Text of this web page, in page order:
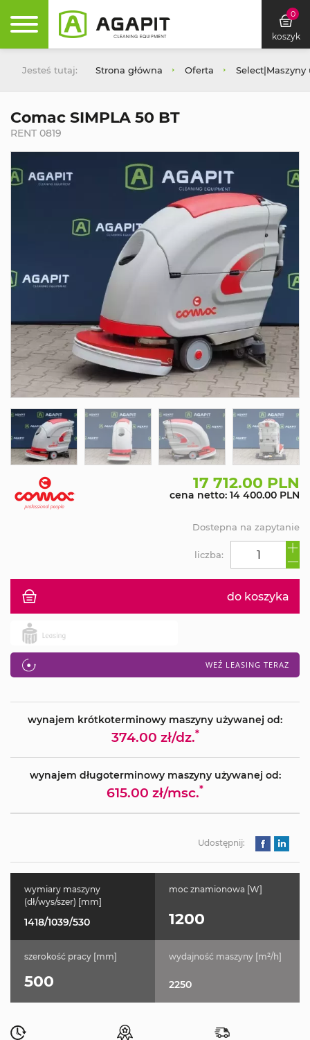
0
koszyk
Jesteś tutaj: Strona główna Oferta Select|Maszyny
Comac SIMPLA 50 BT
RENT 0819
17 712.00 PLN
cena netto: 14 400.00 PLN
do koszyka
WEŹ LEASING TERAZ
liczba:
Dostepna na zapytanie
wynajem krótkoterminowy maszyny używanej od:
374.00 zł/dz.*
wynajem długoterminowy maszyny używanej od:
615.00 zł/msc.*
Udostępnij:
wymiary maszyny
(dł/wys/szer) [mm]
1418/1039/530
moc znamionowa [W]
1200
szerokość pracy [mm]
500
wydajność maszyny [m²/h]
2250